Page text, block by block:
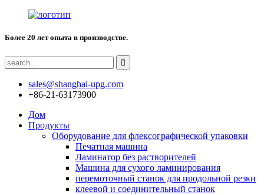
Более 20 лет опыта в производстве.
sales@shanghai-upg.com
+86-21-63173900
Дом
Продукты
Оборудование для флексографической упаковки
Печатная машина
Ламинатор без растворителей
Машина для сухого ламинирования
перемоточный станок для продольной резки
клеевой и соединительный станок